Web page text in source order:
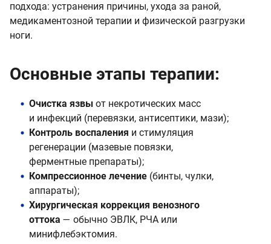
подхода: устранения причины, ухода за раной,
медикаментозной терапии и физической разгрузки
ноги.
Основные этапы терапии:
Очистка язвы от некротических масс
и инфекций (перевязки, антисептики, мази);
Контроль воспаления и стимуляция
регенерации (мазевые повязки,
ферментные препараты);
Компрессионное лечение (бинты, чулки,
аппараты);
Хирургическая коррекция венозного
оттока — обычно ЭВЛК, РЧА или
минифлебэктомия.